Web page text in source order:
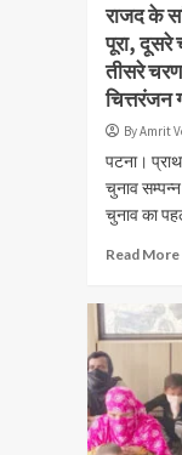
राजद के
पूरा, दूसरे
तीसरे
चित्तरंजन
By Amrit
पटना।
चुनाव
चुनाव का
Read More